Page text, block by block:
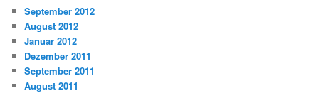
September 2012
August 2012
Januar 2012
Dezember 2011
September 2011
August 2011